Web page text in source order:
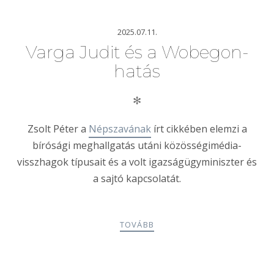
2025.07.11.
Varga Judit és a Wobegon-
hatás
✻
Zsolt Péter a Népszavánakírt cikkében elemzi a
bírósági meghallgatás utáni közösségimédia-
visszhagok típusait és a volt igazságügyminiszter és
a sajtó kapcsolatát.
TOVÁBB